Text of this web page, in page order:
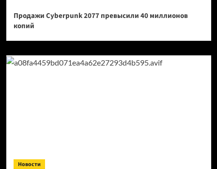
Продажи Cyberpunk 2077 превысили 40 миллионов
копий
Новости